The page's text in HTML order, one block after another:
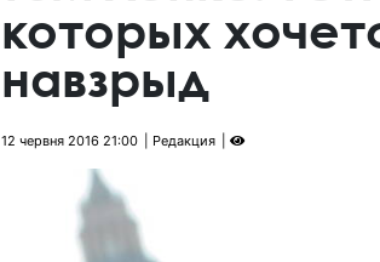
которых
навзрыд
12 червня 2016 21:00 Редакция